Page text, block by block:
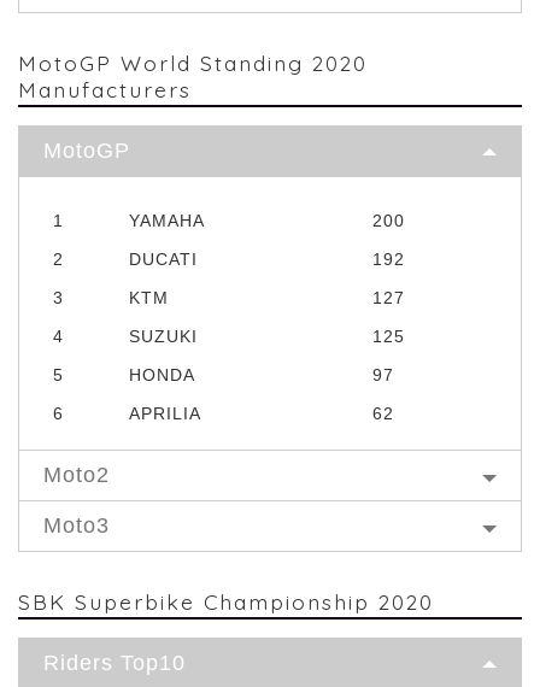
MotoGP World Standing 2020
Manufacturers
MotoGP
1 YAMAHA
200
2
DUCATI
192
3
KTM
127
4
SUZUKI
125
5
HONDA
97
6
APRILIA 62
Moto2
Moto3
SBK Superbike Championship 2020
Riders Top10